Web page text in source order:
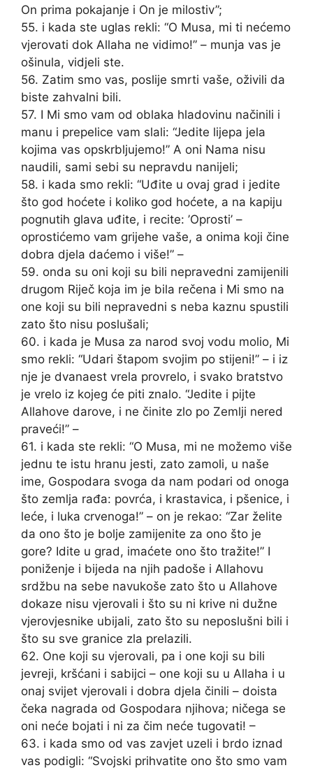
On prima pokajanje i On je milostiv”;
55. i kada ste uglas rekli: “O Musa, mi ti nećemo
vjerovati dok Allaha ne vidimo!” – munja vas je
ošinula, vidjeli ste.
56. Zatim smo vas, poslije smrti vaše, oživili da
biste zahvalni bili.
57. I Mi smo vam od oblaka hladovinu načinili i
manu i prepelice vam slali: “Jedite lijepa jela
kojima vas opskrbljujemo!” A oni Nama nisu
naudili, sami sebi su nepravdu nanijeli;
58. i kada smo rekli: “Uđite u ovaj grad i jedite
što god hoćete i koliko god hoćete, a na kapiju
pognutih glava uđite, i recite: ’Oprosti’ –
oprostićemo vam grijehe vaše, a onima koji čine
dobra djela daćemo i više!” –
59. onda su oni koji su bili nepravedni zamijenili
drugom Riječ koja im je bila rečena i Mi smo na
one koji su bili nepravedni s neba kaznu spustili
zato što nisu poslušali;
60. i kada je Musa za narod svoj vodu molio, Mi
smo rekli: “Udari štapom svojim po stijeni!” – i iz
nje je dvanaest vrela provrelo, i svako bratstvo
je vrelo iz kojeg će piti znalo. “Jedite i pijte
Allahove darove, i ne činite zlo po Zemlji nered
praveći!” –
61. i kada ste rekli: “O Musa, mi ne možemo više
jednu te istu hranu jesti, zato zamoli, u naše
ime, Gospodara svoga da nam podari od onoga
što zemlja rađa: povrća, i krastavica, i pšenice, i
leće, i luka crvenoga!” – on je rekao: “Zar želite
da ono što je bolje zamijenite za ono što je
gore? Idite u grad, imaćete ono što tražite!” I
poniženje i bijeda na njih padoše i Allahovu
srdžbu na sebe navukoše zato što u Allahove
dokaze nisu vjerovali i što su ni krive ni dužne
vjerovjesnike ubijali, zato što su neposlušni bili i
što su sve granice zla prelazili.
62. One koji su vjerovali, pa i one koji su bili
jevreji, kršćani i sabijci – one koji su u Allaha i u
onaj svijet vjerovali i dobra djela činili – doista
čeka nagrada od Gospodara njihova; ničega se
oni neće bojati i ni za čim neće tugovati! –
63. i kada smo od vas zavjet uzeli i brdo iznad
vas podigli: “Svojski prihvatite ono što smo vam